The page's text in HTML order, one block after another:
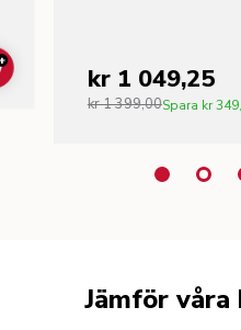
ADD TO CARTkr 1 049,25
kr 1 399,00Spara kr
Jämför våra